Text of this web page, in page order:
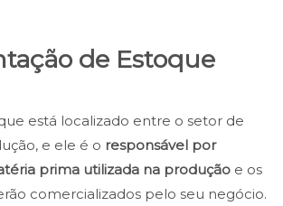
de Estoque
está localizado entre o setor de
e ele é o responsável por
prima utilizada na produção e os
comercializados pelo seu negócio.